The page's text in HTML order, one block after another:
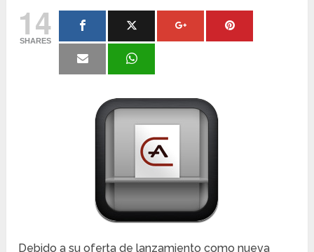
14
SHARES
Debido a su oferta de lanzamiento como nueva